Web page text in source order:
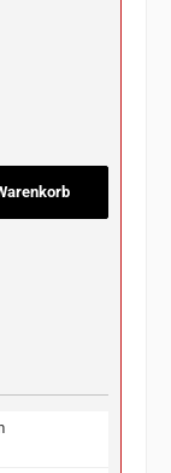
die Schaltflächen